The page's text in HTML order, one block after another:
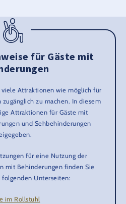
für Gäste mit
Attraktionen wie möglich für
zu machen. In diesem
Attraktionen für Gäste mit
und Sehbehinderungen
für eine Nutzung der
mit Behinderungen finden Sie
Unterseiten:
im Rollstuhl